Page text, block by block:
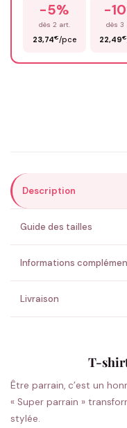
Prénom*
💚 Retour sous 24-48h🇫🇷
-5%
dès 2 art.
23,74€/pce
-
dès 3
22,49€
Description
Guide des tailles
Informations
Livraison
T-
Être parrain, c’est un
« Super parrain »
stylée.